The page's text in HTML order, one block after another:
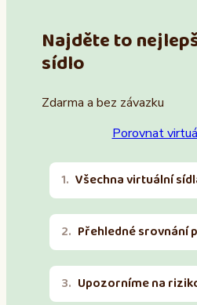
Najděte to
sídlo
Zdarma a bez závazku
Porovnat
Všechna virtuální
Přehledné srovnání
Upozorníme na